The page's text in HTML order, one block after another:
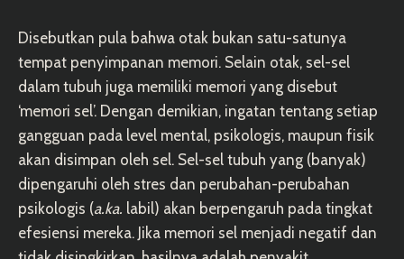
Disebutkan pula bahwa otak bukan satu-satunya
tempat penyimpanan memori. Selain otak, sel-sel
dalam tubuh juga memiliki memori yang disebut
‘memori sel’. Dengan demikian, ingatan tentang setiap
gangguan pada level mental, psikologis, maupun fisik
akan disimpan oleh sel. Sel-sel tubuh yang (banyak)
dipengaruhi oleh stres dan perubahan-perubahan
psikologis (a.ka. labil) akan berpengaruh pada tingkat
efesiensi mereka. Jika memori sel menjadi negatif dan